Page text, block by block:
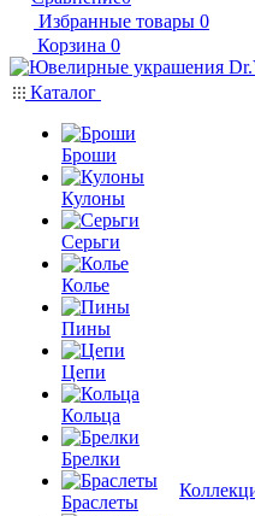
Избранные товары 0
Корзина 0
Каталог
Броши
Кулоны
Серьги
Колье
Пины
Цепи
Кольца
Брелки
Браслеты